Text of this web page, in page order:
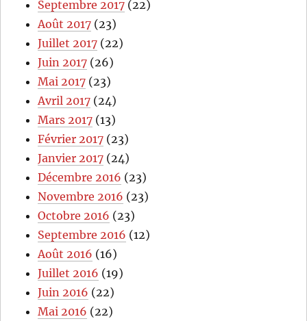
Septembre 2017 (22)
Août 2017 (23)
Juillet 2017 (22)
Juin 2017 (26)
Mai 2017 (23)
Avril 2017 (24)
Mars 2017 (13)
Février 2017 (23)
Janvier 2017 (24)
Décembre 2016 (23)
Novembre 2016 (23)
Octobre 2016 (23)
Septembre 2016 (12)
Août 2016 (16)
Juillet 2016 (19)
Juin 2016 (22)
Mai 2016 (22)